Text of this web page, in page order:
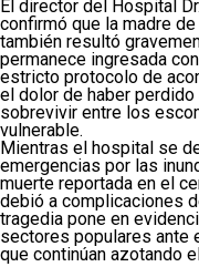
El director del Hospital
confirmó que la madre
también resultó
permanece ingresada con
estricto protocolo de
el dolor de haber
sobrevivir entre los
vulnerable.
Mientras el hospital se
emergencias por las
muerte reportada en el
debió a complicaciones
tragedia pone en
sectores populares ante
que continúan azotando